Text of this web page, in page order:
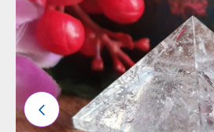
OS
FAVORITOS
ANTERIOR